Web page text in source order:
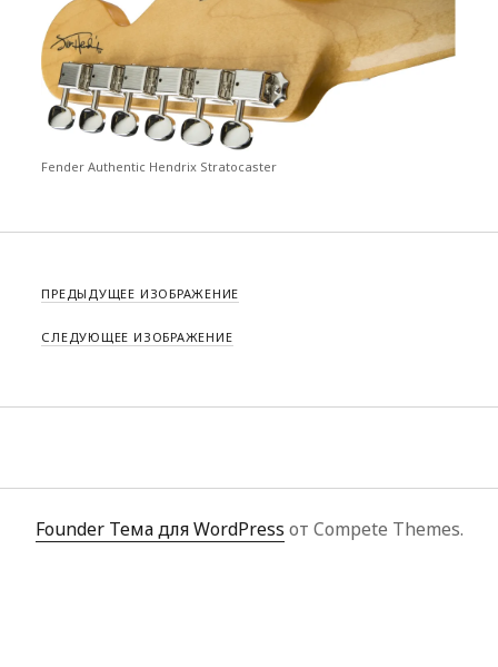
Fender Authentic Hendrix Stratocaster
ПРЕДЫДУЩЕЕ ИЗОБРАЖЕНИЕ
СЛЕДУЮЩЕЕ ИЗОБРАЖЕНИЕ
Founder Тема для WordPress от Compete Themes.